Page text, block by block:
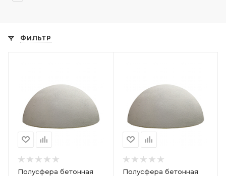
ФИЛЬТР
Полусфера бетонная
Полусфера бетонная